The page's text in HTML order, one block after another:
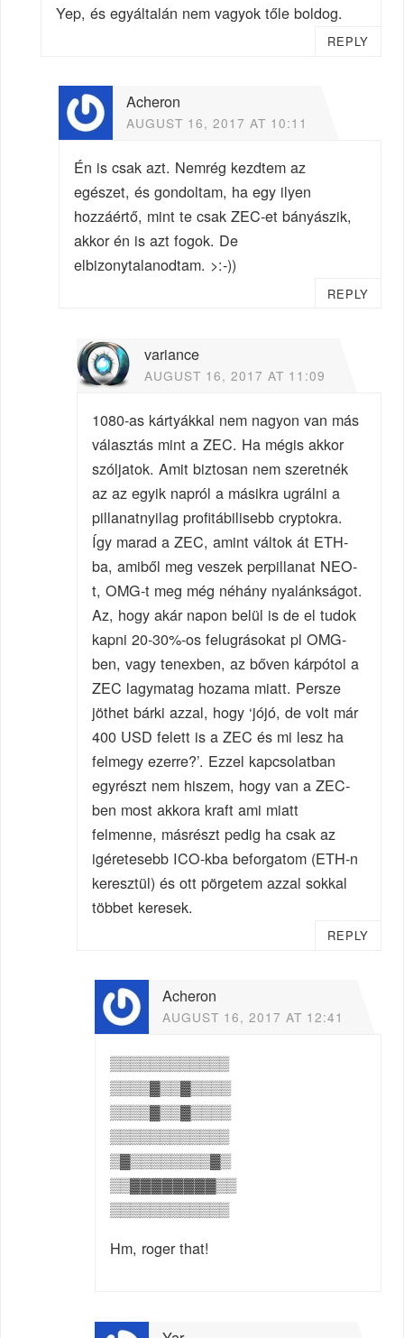
Yep, és egyáltalán nem vagyok tőle boldog.
REPLY
Acheron
AUGUST 16, 2017 AT 10:11
Én is csak azt. Nemrég kezdtem az
egészet, és gondoltam, ha egy ilyen
hozzáértő, mint te csak ZEC-et bányászik,
akkor én is azt fogok. De
elbizonytalanodtam. >:-))
REPLY
variance
AUGUST 16, 2017 AT 11:09
1080-as kártyákkal nem nagyon van más
választás mint a ZEC. Ha mégis akkor
szóljatok. Amit biztosan nem szeretnék
az az egyik napról a másikra ugrálni a
pillanatnyilag profitábilisebb cryptokra.
Így marad a ZEC, amint váltok át ETH-
ba, amiből meg veszek perpillanat NEO-
t, OMG-t meg még néhány nyalánkságot.
Az, hogy akár napon belül is de el tudok
kapni 20-30%-os felugrásokat pl OMG-
ben, vagy tenexben, az bőven kárpótol a
ZEC lagymatag hozama miatt. Persze
jöthet bárki azzal, hogy ‘jójó, de volt már
400 USD felett is a ZEC és mi lesz ha
felmegy ezerre?’. Ezzel kapcsolatban
egyrészt nem hiszem, hogy van a ZEC-
ben most akkora kraft ami miatt
felmenne, másrészt pedig ha csak az
igéretesebb ICO-kba beforgatom (ETH-n
keresztül) és ott pörgetem azzal sokkal
többet keresek.
REPLY
Acheron
AUGUST 16, 2017 AT 12:41
▒▒▒▒▒▒▒▒▒▒▒▒
▒▒▒▒▓▒▒▓▒▒▒▒
▒▒▒▒▓▒▒▓▒▒▒▒
▒▒▒▒▒▒▒▒▒▒▒▒
▒▓▒▒▒▒▒▒▒▒▓▒
▒▒▓▓▓▓▓▓▓▓▒▒
▒▒▒▒▒▒▒▒▒▒▒▒
Hm, roger that!